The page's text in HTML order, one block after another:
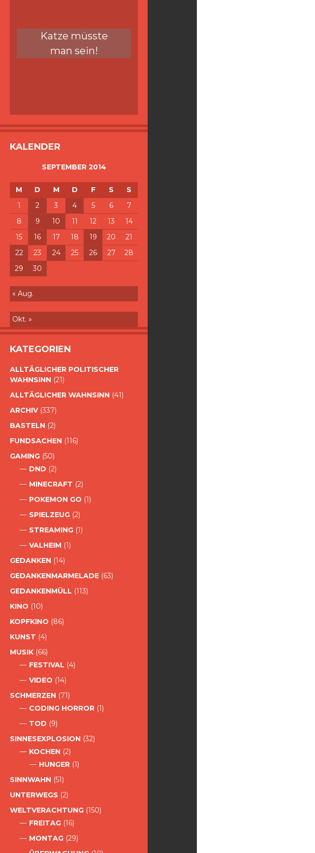
Katze müsste
man sein!
KALENDER
SEPTEMBER 2014
M D M D F S
S
1
2 3 4 5 6
7
8
9 10 11 12 13
14
15
16 17 18 19 20
21
22
23 24 25 26 27
28
29
30
« Aug.
Okt. »
KATEGORIEN
ALLTÄGLICHER POLITISCHER
WAHNSINN (21)
ALLTÄGLICHER WAHNSINN (41)
ARCHIV(337)
BASTELN (2)
FUNDSACHEN (116)
GAMING (50)
DND (2)
MINECRAFT (2)
POKEMON GO (1)
SPIELZEUG (2)
STREAMING (1)
VALHEIM (1)
GEDANKEN (14)
GEDANKENMARMELADE (63)
GEDANKENMÜLL (113)
KINO (10)
KOPFKINO (86)
KUNST (4)
MUSIK (66)
FESTIVAL (4)
VIDEO (14)
SCHMERZEN (71)
CODING HORROR (1)
TOD (9)
SINNESEXPLOSION (32)
KOCHEN (2)
HUNGER (1)
SINNWAHN (51)
UNTERWEGS (2)
WELTVERACHTUNG (150)
FREITAG (16)
MONTAG (29)